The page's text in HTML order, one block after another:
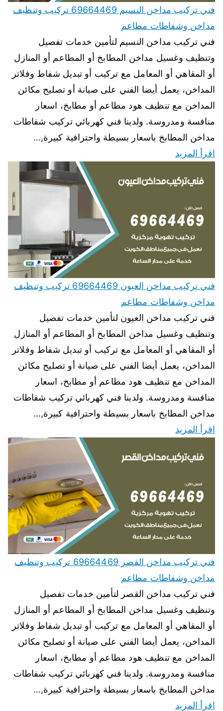
فني تركيب مداخن النسيم 69664469 تركيب وتنظيف
مداخن وشفاطات مطاعم
فني تركيب مداخن النسيم لتأمين خدمات تفصيل
وتنظيف وغسيل مداخن المطابخ أو المطاعم أو المنازل
أو المقاهي أو المعامل مع تركيب أو تبديل شفاط وفلاتر
المداخن، يعمل أيضا الفني على صيانة أو تصليح مكائن
المداخن مع تنظيف هود مطاعم أو مطابخ، اسعار
منافسة ومدروسة. ولدينا فني كهربائي تركيب شفاطات
مداخن المطابخ باسعار بسيطة واحترافية كبيرة,…
اقرأ المزيد
فني تركيب مداخن العيون 69664469 تركيب وتنظيف
مداخن وشفاطات مطاعم
فني تركيب مداخن العيون لتأمين خدمات تفصيل
وتنظيف وغسيل مداخن المطابخ أو المطاعم أو المنازل
أو المقاهي أو المعامل مع تركيب أو تبديل شفاط وفلاتر
المداخن، يعمل أيضا الفني على صيانة أو تصليح مكائن
المداخن مع تنظيف هود مطاعم أو مطابخ، اسعار
منافسة ومدروسة. ولدينا فني كهربائي تركيب شفاطات
مداخن المطابخ باسعار بسيطة واحترافية كبيرة,…
اقرأ المزيد
فني تركيب مداخن القصر 69664469 تركيب وتنظيف
مداخن وشفاطات مطاعم
فني تركيب مداخن القصر لتأمين خدمات تفصيل
وتنظيف وغسيل مداخن المطابخ أو المطاعم أو المنازل
أو المقاهي أو المعامل مع تركيب أو تبديل شفاط وفلاتر
المداخن، يعمل أيضا الفني على صيانة أو تصليح مكائن
المداخن مع تنظيف هود مطاعم أو مطابخ، اسعار
منافسة ومدروسة. ولدينا فني كهربائي تركيب شفاطات
مداخن المطابخ باسعار بسيطة واحترافية كبيرة,…
اقرأ المزيد